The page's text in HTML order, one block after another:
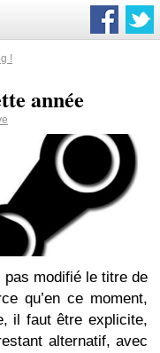
!
année
pas modifié le titre de
qu’en ce moment,
il faut être explicite,
alternatif, avec